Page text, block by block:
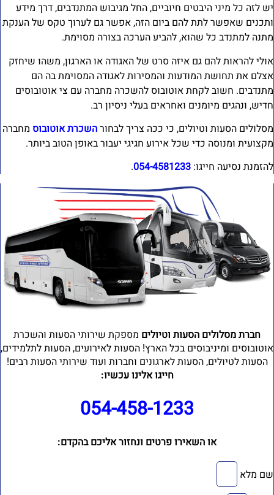
לזה כל מיני היבטים חיוביים, החל מגיבוש המתנדבים, דרך מידע
שאפשר לתת להם ביום הזה, אפשר גם לערוך טקס של הענקת
למתנדב כל שהוא, להביע הערכה בצורה מסוימת.
להראות להם גם איזה סרט של האגודה או הארגון, משהו שיחזק
את תחושת המודעות והמסירות לאגודה המסוימת בה הם
חשוב לקחת אוטובוס להשכרה מחברה עם צי אוטובוסים
ונהגים מיומנים ואחראים בעלי ניסיון רב.
הסעות וטיולים, כי ככה צריך לבחורהשכרת אוטובוסמחברה
ומנוסה כדי שכל אירוע חגיגי יעבור באופן הטוב ביותר.
נסיעה חייגו:054-4581233
.
חברת מסלולים הסעות וטיוליםמספקת שירותי הסעות והשכרת
ומיניבוסים בכל הארץ! הסעות לאירועים, הסעות לתלמידים,
הסעות לטיולים, הסעות לארגונים וחברות ועוד שירותי הסעות רבים!
חייגו אלינו עכשיו:
054-458-1233⁩
או השאירו פרטים ונחזור אליכם בהקדם:
מלא